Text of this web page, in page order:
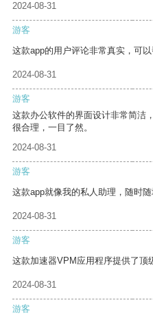
2024-08-31
游客
这款app的用户评论非常真实，可以
2024-08-31
游客
这款办公软件的界面设计非常简洁
很合理，一目了然。
2024-08-31
游客
这款app就像我的私人助理，随时随
2024-08-31
游客
这款加速器VPM应用程序提供了顶
2024-08-31
游客